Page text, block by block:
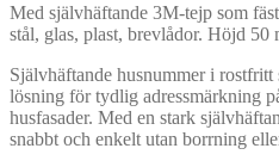
Med självhäftande 3M-tejp som
stål, glas, plast, brevlådor. Höjd 50
Självhäftande husnummer i
lösning för tydlig adressmärkning
husfasader. Med en stark
snabbt och enkelt utan borrning